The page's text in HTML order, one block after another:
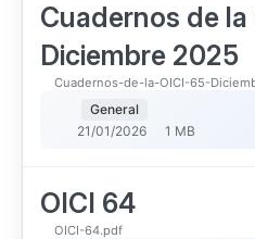
Cuadernos de
Diciembre 2025
Cuadernos-de-la-OICI-65-
General
21/01/2026
1 MB
OICI 64
OICI-64.pdf